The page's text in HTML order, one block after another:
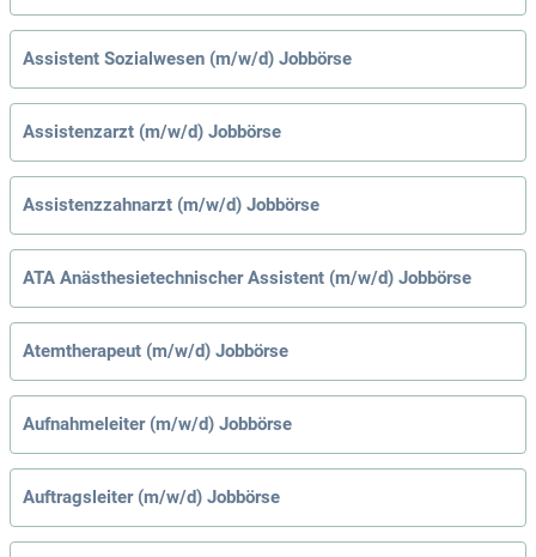
Assistent Sozialwesen (m/w/d) Jobbörse
Assistenzarzt (m/w/d) Jobbörse
Assistenzzahnarzt (m/w/d) Jobbörse
ATA Anästhesietechnischer Assistent (m/w/d) Jobbörse
Atemtherapeut (m/w/d) Jobbörse
Aufnahmeleiter (m/w/d) Jobbörse
Auftragsleiter (m/w/d) Jobbörse